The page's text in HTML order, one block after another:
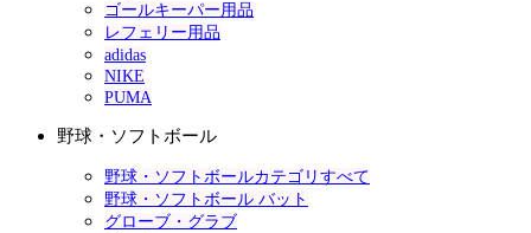
ゴールキーパー用品
レフェリー用品
adidas
NIKE
PUMA
野球・ソフトボール
野球・ソフトボールカテゴリすべて
野球・ソフトボール バット
グローブ・グラブ